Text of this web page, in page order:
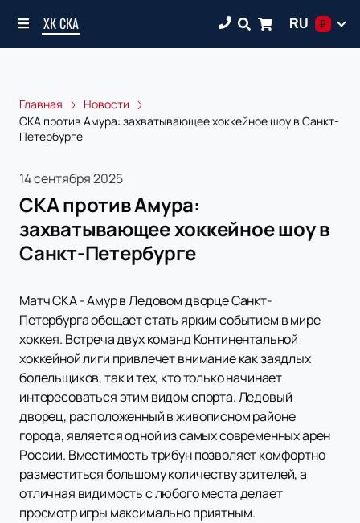
ХК СКА RU ₽
Главная
Новости
СКА против Амура: захватывающее хоккейное шоу в Санкт-
Петербурге
14 сентября 2025
СКА против Амура:
захватывающее хоккейное шоу в
Санкт-Петербурге
Матч СКА - Амур в Ледовом дворце Санкт-
Петербурга обещает стать ярким событием в мире
хоккея. Встреча двух команд Континентальной
хоккейной лиги привлечет внимание как заядлых
болельщиков, так и тех, кто только начинает
интересоваться этим видом спорта. Ледовый
дворец, расположенный в живописном районе
города, является одной из самых современных арен
России. Вместимость трибун позволяет комфортно
разместиться большому количеству зрителей, а
отличная видимость с любого места делает
просмотр игры максимально приятным.